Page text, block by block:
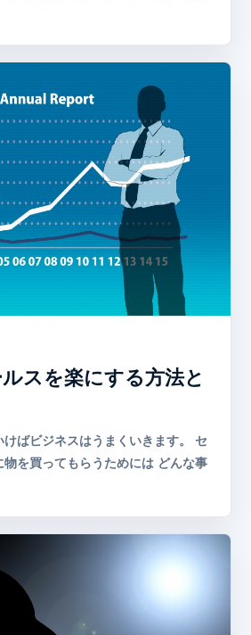
スを楽にする方法と
ばビジネスはうまくいきます。 セ
物を買ってもらうためには どんな事